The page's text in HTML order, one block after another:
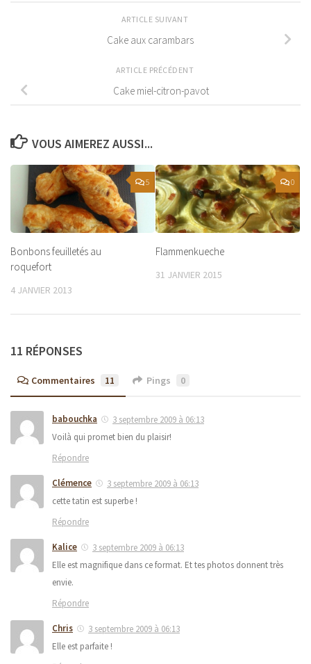
ARTICLE SUIVANT
Cake aux carambars
ARTICLE PRÉCÉDENT
Cake miel-citron-pavot
VOUS AIMEREZ AUSSI...
5
Bonbons feuilletés au
roquefort
4 JANVIER 2013
0
Flammenkueche
31 JANVIER 2015
11 RÉPONSES
Commentaires 11 Pings 0
babouchka
3 septembre 2009 à 06:13
Voilà qui promet bien du plaisir!
Répondre
Clémence
3 septembre 2009 à 06:13
cette tatin est superbe !
Répondre
Kalice
3 septembre 2009 à 06:13
Elle est magnifique dans ce format. Et tes photos donnent très
envie.
Répondre
Chris
3 septembre 2009 à 06:13
Elle est parfaite !